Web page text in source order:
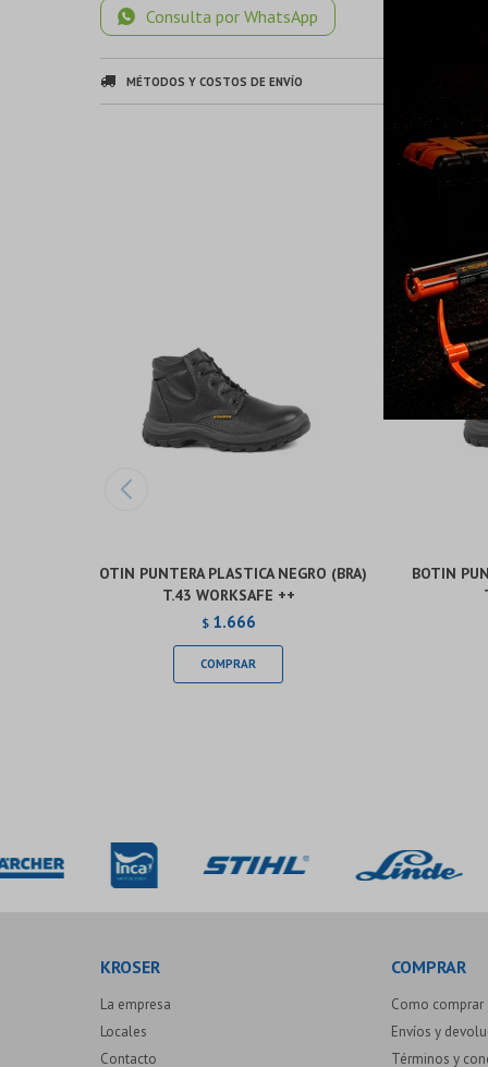
Consulta por WhatsApp
MÉTODOS Y COSTOS DE ENVÍO
BOTIN PUNTERA PLASTICA NEGRO (BRA)
T.43 WORKSAFE ++
$ 1.666
BOTIN
KROSER
La empresa
Locales
Contacto
COMPRAR
Como comprar
Envíos y
Términos y